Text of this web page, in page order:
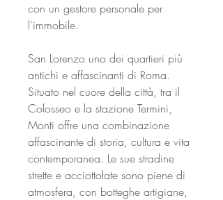
con un gestore personale per
l'immobile.
San Lorenzo uno dei quartieri più
antichi e affascinanti di Roma.
Situato nel cuore della città, tra il
Colosseo e la stazione Termini,
Monti offre una combinazione
affascinante di storia, cultura e vita
contemporanea. Le sue stradine
strette e acciottolate sono piene di
atmosfera, con botteghe artigiane,